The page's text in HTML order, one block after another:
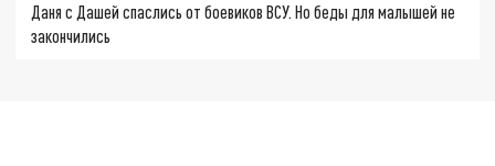
Даня с Дашей спаслись от боевиков ВСУ. Но беды для малышей не
закончились